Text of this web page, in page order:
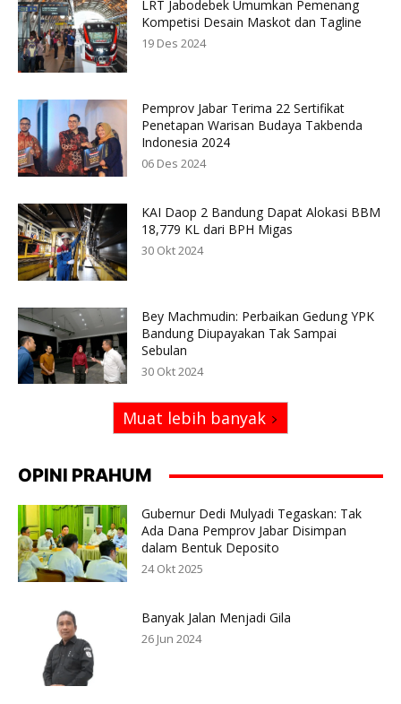
LRT Jabodebek Umumkan Pemenang
Kompetisi Desain Maskot dan Tagline
19 Des 2024
Pemprov Jabar Terima 22 Sertifikat
Penetapan Warisan Budaya Takbenda
Indonesia 2024
06 Des 2024
KAI Daop 2 Bandung Dapat Alokasi BBM
18,779 KL dari BPH Migas
30 Okt 2024
Bey Machmudin: Perbaikan Gedung YPK
Bandung Diupayakan Tak Sampai
Sebulan
30 Okt 2024
Muat lebih banyak
OPINI PRAHUM
Gubernur Dedi Mulyadi Tegaskan: Tak
Ada Dana Pemprov Jabar Disimpan
dalam Bentuk Deposito
24 Okt 2025
Banyak Jalan Menjadi Gila
26 Jun 2024